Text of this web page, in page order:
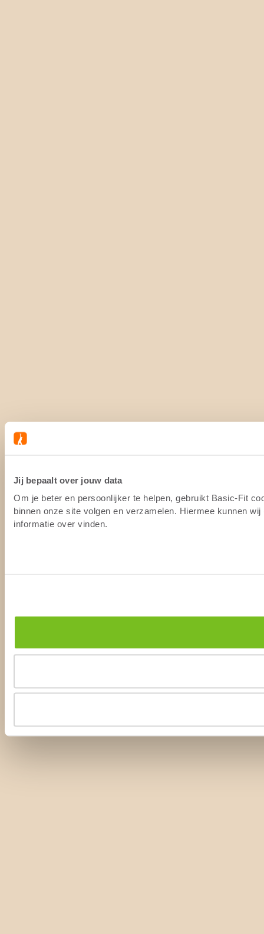
Jij bepaalt over jouw data
Om je beter en persoonlijker te helpen, gebruikt Basic-Fit
binnen onze site volgen en verzamelen. Hiermee kunnen
informatie over vinden.